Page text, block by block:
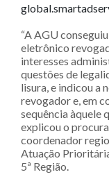
“A AGU
eletrônico
interesses
questões de
lisura, e indicou a
revogador e, em
sequência àquele
explicou o
coordenador
Atuação
5ª Região.